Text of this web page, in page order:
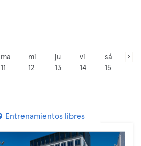
ma
11
mi
12
ju
13
vi
14
sá
15
Entrenamientos libres